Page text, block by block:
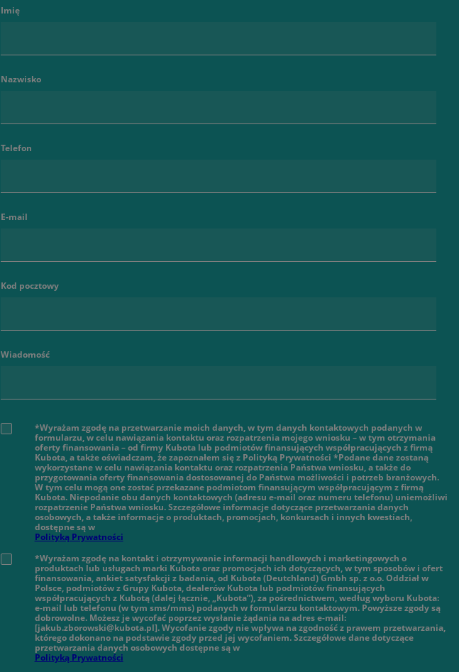
Imię
Nazwisko
Telefon
E-mail
Kod pocztowy
Wiadomość
*Wyrażam zgodę na przetwarzanie moich danych, w tym danych kontaktowych podanych w
formularzu, w celu nawiązania kontaktu oraz rozpatrzenia mojego wniosku – w tym otrzymania
oferty finansowania – od firmy Kubota lub podmiotów finansujących współpracujących z firmą
Kubota, a także oświadczam, że zapoznałem się z Polityką Prywatności *Podane dane zostaną
wykorzystane w celu nawiązania kontaktu oraz rozpatrzenia Państwa wniosku, a także do
przygotowania oferty finansowania dostosowanej do Państwa możliwości i potrzeb branżowych.
W tym celu mogą one zostać przekazane podmiotom finansującym współpracującym z firmą
Kubota. Niepodanie obu danych kontaktowych (adresu e-mail oraz numeru telefonu) uniemożliwi
rozpatrzenie Państwa wniosku. Szczegółowe informacje dotyczące przetwarzania danych
osobowych, a także informacje o produktach, promocjach, konkursach i innych kwestiach,
dostępne są w
Polityką Prywatności
*Wyrażam zgodę na kontakt i otrzymywanie informacji handlowych i marketingowych o
produktach lub usługach marki Kubota oraz promocjach ich dotyczących, w tym sposobów i ofert
finansowania, ankiet satysfakcji z badania, od Kubota (Deutchland) Gmbh sp. z o.o. Oddział w
Polsce, podmiotów z Grupy Kubota, dealerów Kubota lub podmiotów finansujących
współpracujących z Kubotą (dalej łącznie, „Kubota”), za pośrednictwem, według wyboru Kubota:
e-mail lub telefonu (w tym sms/mms) podanych w formularzu kontaktowym. Powyższe zgody są
dobrowolne. Możesz je wycofać poprzez wysłanie żądania na adres e-mail:
[jakub.zborowski@kubota.pl]. Wycofanie zgody nie wpływa na zgodność z prawem przetwarzania,
którego dokonano na podstawie zgody przed jej wycofaniem. Szczegółowe dane dotyczące
przetwarzania danych osobowych dostępne są w
Polityką Prywatności